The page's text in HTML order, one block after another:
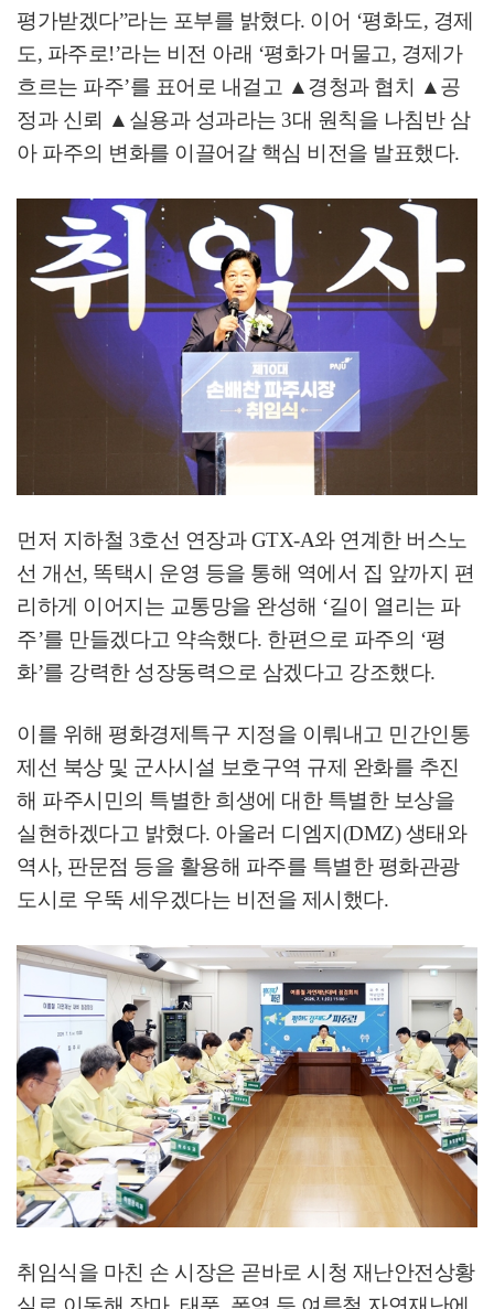
평가받겠다”라는 포부를 밝혔다. 이어 ‘평화도, 경제
도, 파주로!’라는 비전 아래 ‘평화가 머물고, 경제가
흐르는 파주’를 표어로 내걸고 ▲경청과 협치 ▲공
정과 신뢰 ▲ 실용과 성과라는 3대 원칙을 나침반 삼
아 파주의 변화를 이끌어갈 핵심 비전을 발표했다.
먼저 지하철 3호선 연장과GTX-A와 연계한 버스노
선 개선, 똑택시 운영 등을 통해 역에서 집 앞까지 편
리하게 이어지는 교통망을 완성해 ‘길이 열리는 파
주’를 만들겠다고 약속했다. 한편으로 파주의 ‘평
화’를 강력한 성장동력으로 삼겠다고 강조했다.
이를 위해 평화경제특구 지정을 이뤄내고 민간인통
제선 북상 및 군사시설 보호구역 규제 완화를 추진
해 파주시민의 특별한 희생에 대한 특별한 보상을
실현하겠다고 밝혔다. 아울러 디엠지 (DMZ)생태와
역사, 판문점 등을 활용해 파주를 특별한 평화관광
도시로 우뚝 세우겠다는 비전을 제시했다.
취임식을 마친 손 시장은 곧바로 시청 재난안전상황